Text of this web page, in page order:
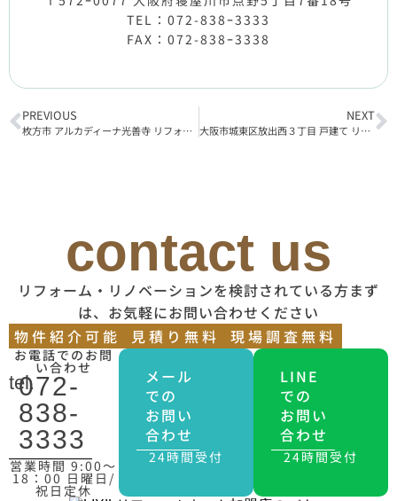
TEL：072-838ｰ3333
FAX：072-838ｰ3338
PREVIOUS
枚方市 アルカディーナ光善寺 リフォーム工事着工
NEXT
大阪市城東区放出西３丁目 戸建て リフォーム工事完了
contact us
リフォーム・リノベーションを検討されている方まず
は、お気軽にお問い合わせください
物件紹介可能
見積り無料 現場調査無料
お電話でのお問
い合わせ
tel.
072-
838-
3333
営業時間 9:00〜
18：00 日曜日/
祝日定休
メール
での
お問い
合わせ
24時間受付
LINE
での
お問い
合わせ
24時間受付